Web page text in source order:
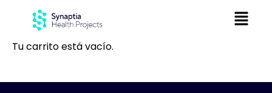
Menú
Tu carrito está vacío.